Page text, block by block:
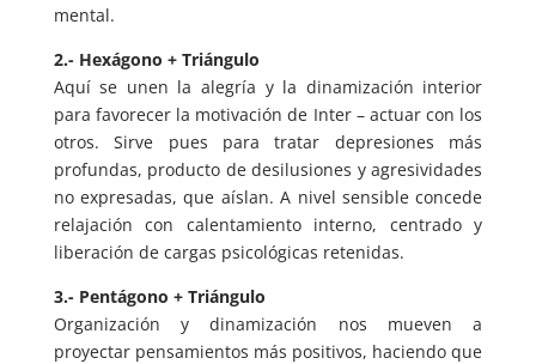
mental.
2.- Hexágono + Triángulo
Aquí se unen la alegría y la dinamización interior
para favorecer la motivación de Inter – actuar con los
otros. Sirve pues para tratar depresiones más
profundas, producto de desilusiones y agresividades
no expresadas, que aíslan. A nivel sensible concede
relajación con calentamiento interno, centrado y
liberación de cargas psicológicas retenidas.
3.- Pentágono + Triángulo
Organización y dinamización nos mueven a
proyectar pensamientos más positivos, haciendo que